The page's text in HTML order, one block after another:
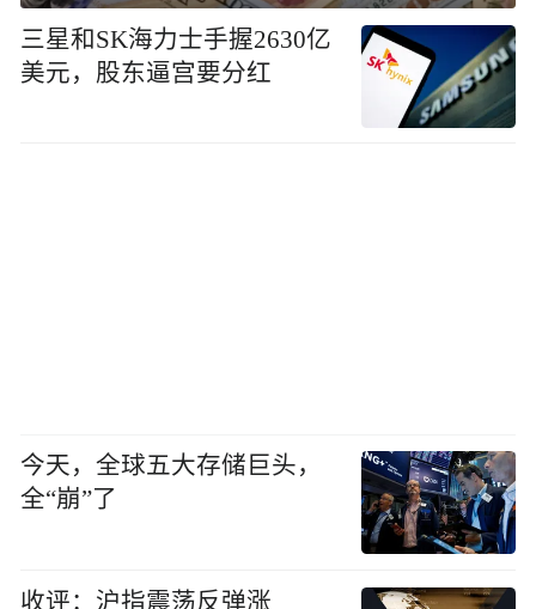
三星和SK海力士手握2630亿
美元，股东逼宫要分红
今天，全球五大存储巨头，
全“崩”了
收评：沪指震荡反弹涨